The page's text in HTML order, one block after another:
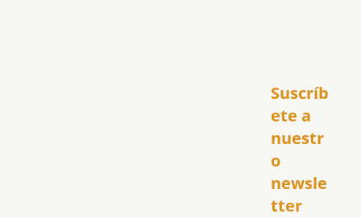
Suscríb
ete a
nuestr
o
newsle
tter